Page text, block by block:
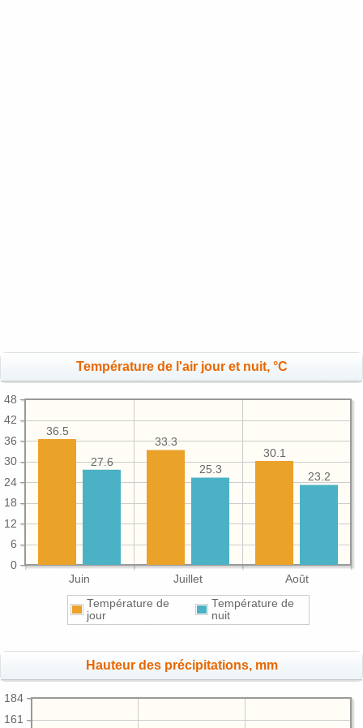
Température de l'air jour et nuit, °C
Juin Juillet Août
0
6
12
18
24
30
36
42
48
30.1
33.3
36.5
23.2
25.3
27.6
Température de
jour
Température de
nuit
Hauteur des précipitations, mm
161
184